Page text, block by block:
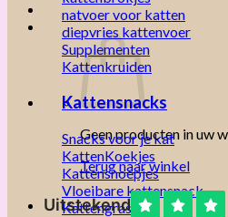
Geen producten in uw
Terug naar winkel
natvoer voor katten
diepvries kattenvoer
Supplementen
Kattenkruiden
Kattensnacks
Snacks voor je kat
KattenKoekjes
Kattensnoepjes
Vloeibare kattensnack
Kattengras